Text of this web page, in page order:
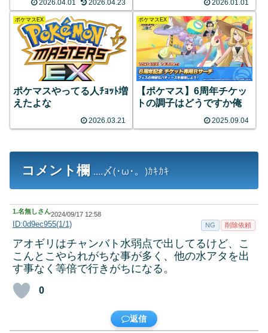
2026.04.01 2026.04.23 2026.01.01
ポケマスEX
ポケマスやってる人ﾁｮｯﾄ増
えたよな
2026.03.21
ポケマスEX
【ポケマス】6周年チケッ
トの調子はどうですか俺
2025.09.04
コメント欄 ....〆(･ω･。)ｶｷｶｷ
1.名無しさん2024/09/17 12:58
ID:0d9ec955(1/1) NG 削除依頼
アオギリはチャンバト水弱点で出してるけど、こ
こんとこやられがちな事が多く、他の水アタを出
す事なく等倍で行きがちになる。
0
返信